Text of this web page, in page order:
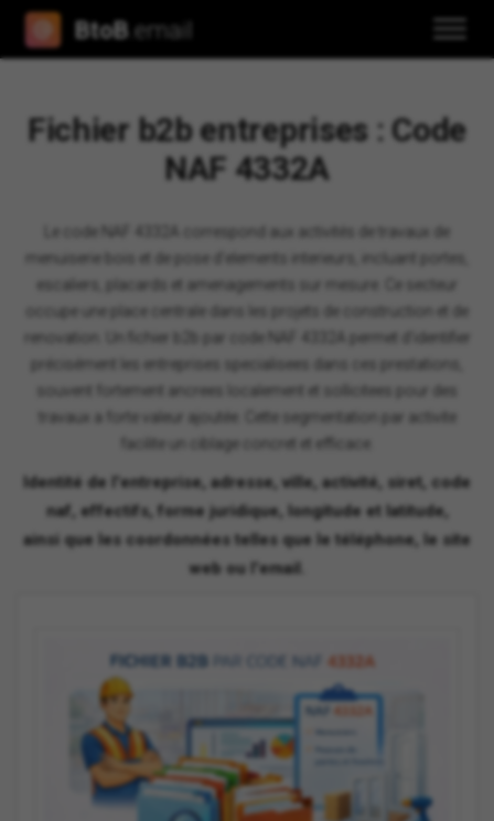
BtoB .email
Fichier b2b entreprises : Code
NAF 4332A
Le code NAF 4332A correspond aux activités de travaux de
menuiserie bois et de pose d'elements interieurs, incluant portes,
escaliers, placards et amenagements sur mesure. Ce secteur
occupe une place centrale dans les projets de construction et de
renovation. Un fichier b2b par code NAF 4332A permet d'identifier
précisément les entreprises specialisees dans ces prestations,
souvent fortement ancrees localement et sollicitees pour des
travaux a forte valeur ajoutée. Cette segmentation par activite
facilite un ciblage concret et efficace.
Identité de l'entreprise, adresse, ville, activité, siret, code
naf, effectifs, forme juridique, longitude et latitude,
ainsi que les coordonnées telles que le téléphone, le site
web ou l'email.